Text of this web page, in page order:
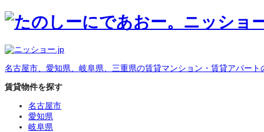
名古屋市、愛知県、岐阜県、三重県の賃貸マンション・賃貸アパート
賃貸物件を探す
名古屋市
愛知県
岐阜県